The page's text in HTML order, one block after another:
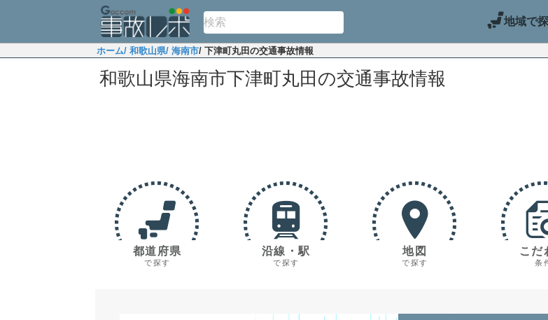
地域で
ホーム/ 和歌山県/ 海南市/ 下津町丸田の交通事故情報
和歌山県海南市下津町丸田の交通事故情報
都道府県
で探す
沿線・駅
で探す
地図
で探す
こだ
条